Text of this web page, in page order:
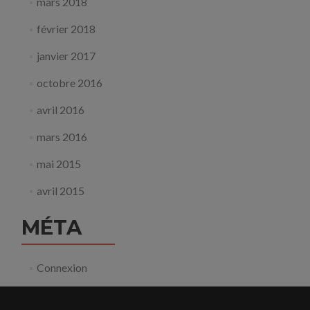
février 2018
janvier 2017
octobre 2016
avril 2016
mars 2016
mai 2015
avril 2015
MÉTA
Connexion